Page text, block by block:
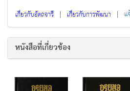
เกี่ยวกับอัตถจารี | เกี่ยวกับการพัฒนา |
หนังสือที่เกี่ยวข้อง